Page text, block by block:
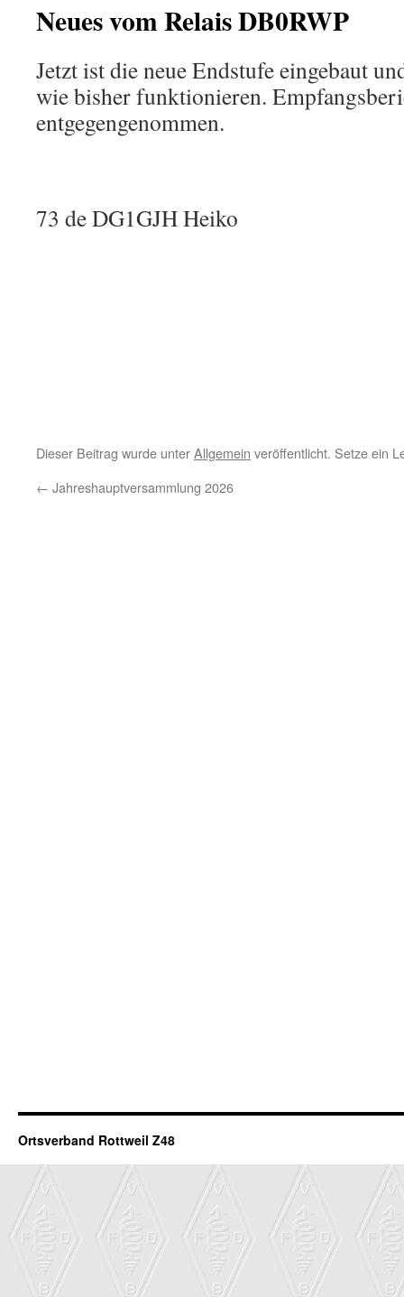
Neues vom Relais DB0RWP
Jetzt ist die neue Endstufe eingebaut
wie bisher funktionieren.
entgegengenommen.
73 de DG1GJH Heiko
Dieser Beitrag wurde unterAllgemein veröffentlicht. Setze ein
← Jahreshauptversammlung 2026
Ortsverband Rottweil Z48